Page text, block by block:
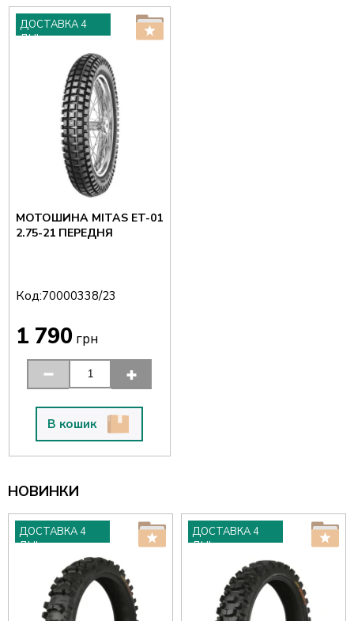
ДОСТАВКА 4
ДНІ
МОТОШИНА MITAS ET-01
2.75-21 ПЕРЕДНЯ
Код:70000338/23
1 790грн
В кошик
НОВИНКИ
ДОСТАВКА 4
ДНІ
ДОСТАВКА 4
ДНІ